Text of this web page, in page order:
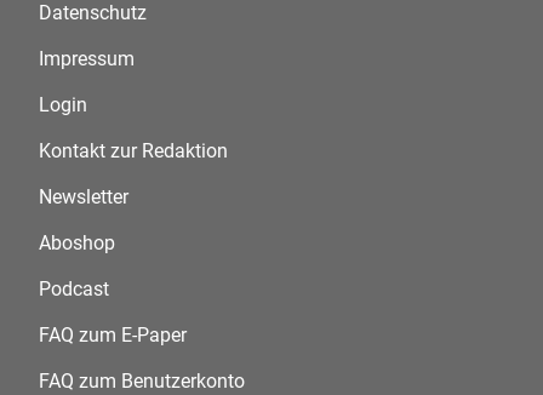
Datenschutz
Impressum
Login
Kontakt zur Redaktion
Newsletter
Aboshop
Podcast
FAQ zum E-Paper
FAQ zum Benutzerkonto